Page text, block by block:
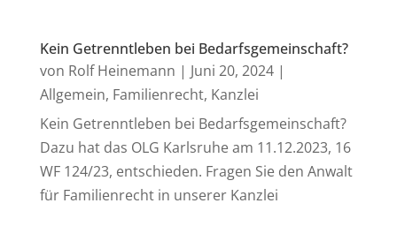
Kein Getrenntleben bei Bedarfsgemeinschaft?
von Rolf Heinemann | Juni 20, 2024|
Allgemein, Familienrecht, Kanzlei
Kein Getrenntleben bei Bedarfsgemeinschaft?
Dazu hat das OLG Karlsruhe am 11.12.2023, 16
WF 124/23, entschieden. Fragen Sie den Anwalt
für Familienrecht in unserer Kanzlei